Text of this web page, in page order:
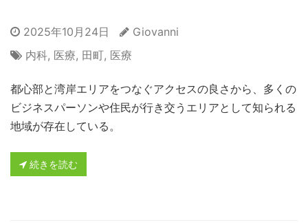
2025年10月24日
Giovanni
内科, 医療, 田町, 医療
都心部と湾岸エリアをつなぐアクセスの良さから、多くの
ビジネスパーソンや住民が行き交うエリアとして知られる
地域が存在している。
続きを読む